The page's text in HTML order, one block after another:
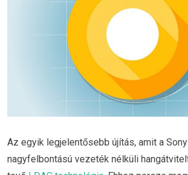
Az egyik legjelentősebb újítás, amit a
nagyfelbontású vezeték nélküli